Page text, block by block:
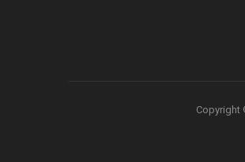
Copyright